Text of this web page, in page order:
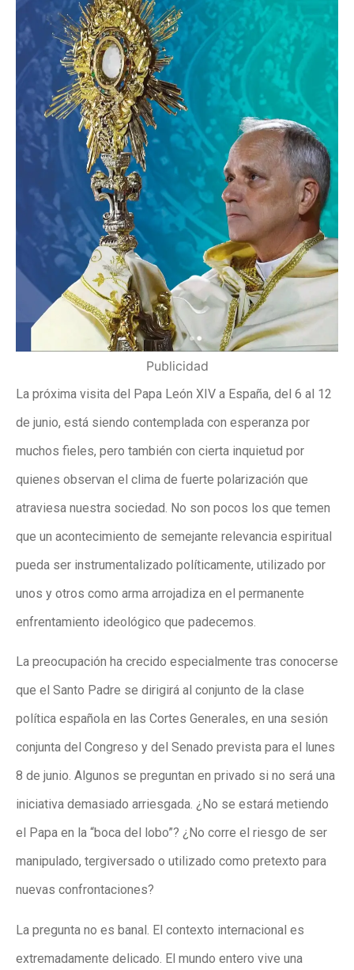
Publicidad
La próxima visita del Papa León XIV a España, del 6 al 12
de junio, está siendo contemplada con esperanza por
muchos fieles, pero también con cierta inquietud por
quienes observan el clima de fuerte polarización que
atraviesa nuestra sociedad. No son pocos los que temen
que un acontecimiento de semejante relevancia espiritual
pueda ser instrumentalizado políticamente, utilizado por
unos y otros como arma arrojadiza en el permanente
enfrentamiento ideológico que padecemos.
La preocupación ha crecido especialmente tras conocerse
que el Santo Padre se dirigirá al conjunto de la clase
política española en las Cortes Generales, en una sesión
conjunta del Congreso y del Senado prevista para el lunes
8 de junio. Algunos se preguntan en privado si no será una
iniciativa demasiado arriesgada. ¿No se estará metiendo
el Papa en la “boca del lobo”? ¿No corre el riesgo de ser
manipulado, tergiversado o utilizado como pretexto para
nuevas confrontaciones?
La pregunta no es banal. El contexto internacional es
extremadamente delicado. El mundo entero vive una